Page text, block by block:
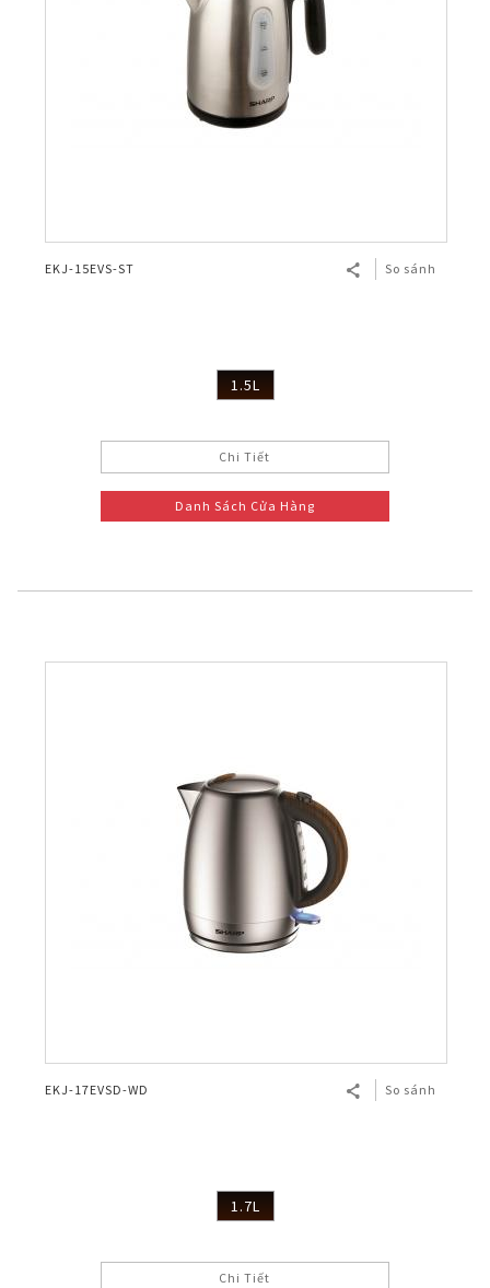
EKJ-15EVS-ST So sánh
1.5L
Chi Tiết
Danh Sách Cửa Hàng
EKJ-17EVSD-WD So sánh
1.7L
Chi Tiết